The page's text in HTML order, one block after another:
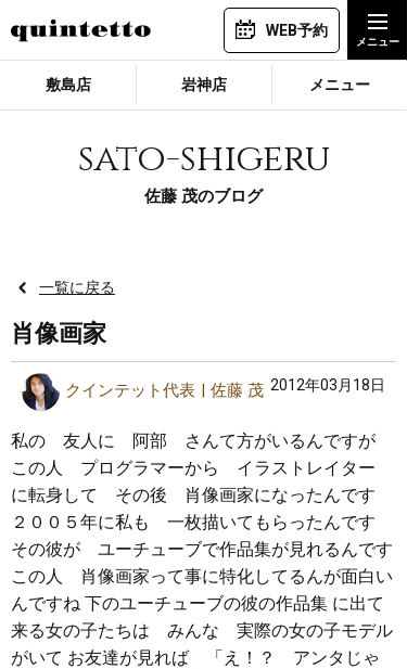
WEB予約
敷島店 岩神店 メニュー
sato-shigeru
佐藤 茂のブログ
一覧に戻る
肖像画家
クインテット代表 佐藤 茂 2012年03月18日
私の 友人に 阿部 さんて方がいるんですが
この人 プログラマーから イラストレイター
に転身して その後 肖像画家になったんです
２００５年に私も 一枚描いてもらったんです
その彼が ユーチューブで作品集が見れるんです
この人 肖像画家って事に特化してるんが面白い
んですね 下のユーチューブの彼の作品集 に出て
来る女の子たちは みんな 実際の女の子モデル
がいて お友達が見れば 「え！？ アンタじゃ